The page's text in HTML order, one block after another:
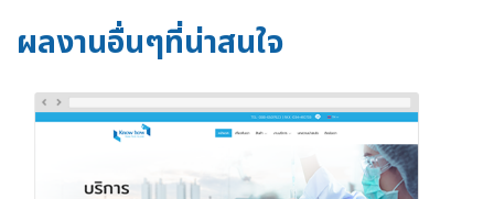
ผลงานอื่นๆที่น่าสนใจ